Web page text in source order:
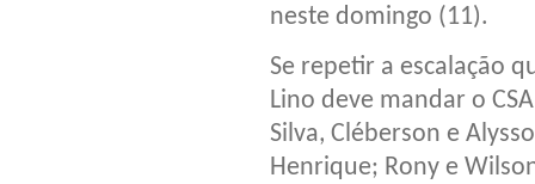
neste domingo (11).
Se repetir a escalação
Lino deve mandar o
Silva, Cléberson e
Henrique; Rony e